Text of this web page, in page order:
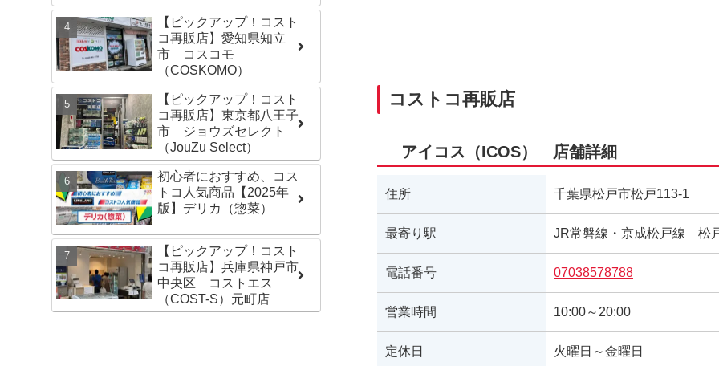
コストコ再販店
アイコス（ICOS） 店舗詳細
住所 千葉県松戸市松戸113-1
最寄り駅 JR常磐線・京成松戸線 松
電話番号 07038578788
営業時間 10:00～20:00
定休日 火曜日～金曜日
【ピックアップ！コスト
コ再販店】愛知県知立
市 コスコモ
（COSKOMO）
【ピックアップ！コスト
コ再販店】東京都八王子
市 ジョウズセレクト
（JouZu Select）
初心者におすすめ、コス
トコ人気商品【2025年
版】デリカ（惣菜）
【ピックアップ！コスト
コ再販店】兵庫県神戸市
中央区 コストエス
（COST-S）元町店